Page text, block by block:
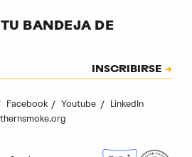
BANDEJA DE
INSCRIBIRSE
Facebook Youtube LinkedIn